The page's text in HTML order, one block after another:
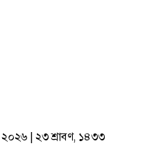
| ২৩ শ্রাবণ, ১৪৩৩